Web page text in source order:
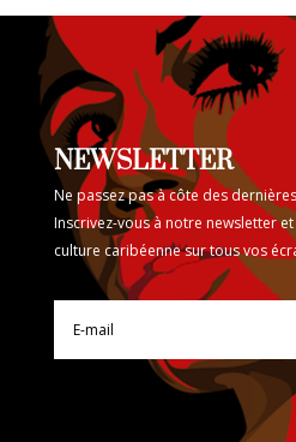
NEWSLETTER
Ne passez pas à côte des
Inscrivez-vous à notre newsletter
culture caribéenne sur tous vos